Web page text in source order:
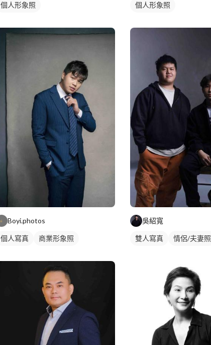
個人形象照
Boyi.photos
個人寫真 商業形象照
個人形象照
吳紹寬
雙人寫真 情侶/夫妻照